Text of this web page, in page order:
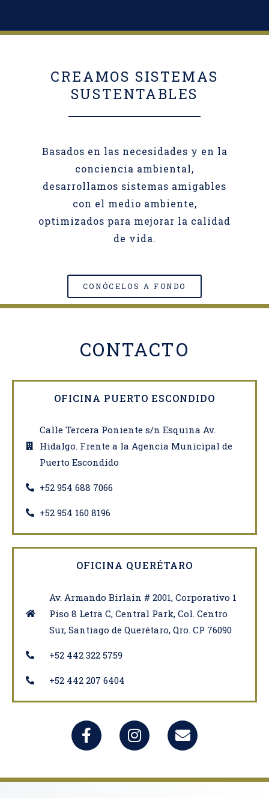
CREAMOS SISTEMAS
SUSTENTABLES
Basados en las necesidades y en la
conciencia ambiental,
desarrollamos sistemas amigables
con el medio ambiente,
optimizados para mejorar la calidad
de vida.
CONÓCELOS A FONDO
CONTACTO​
OFICINA PUERTO ESCONDIDO
Calle Tercera Poniente s/n Esquina Av.
Hidalgo. Frente a la Agencia Municipal de
Puerto Escondido
‎+52 954 688 7066
+52 954 160 8196
OFICINA QUERÉTARO
Av. Armando Birlain # 2001, Corporativo 1
Piso 8 Letra C, Central Park, Col. Centro
Sur, Santiago de Querétaro, Qro. CP 76090
+52 442 322 5759
+52 442 207 6404